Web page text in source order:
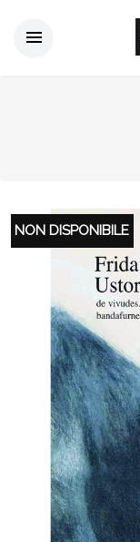
NON DISPONIBILE